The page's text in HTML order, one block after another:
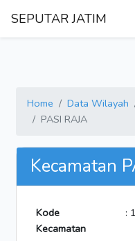
SEPUTAR JATIM
Home Data Wilayah
PASI RAJA
Kecamatan
Kode
Kecamatan
: